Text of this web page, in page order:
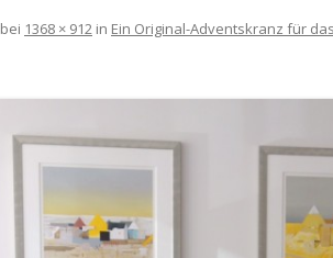
bei 1368 × 912 in Ein Original-Adventskranz für